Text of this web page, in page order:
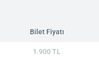
Bilet Fiyatı
1.900 TL